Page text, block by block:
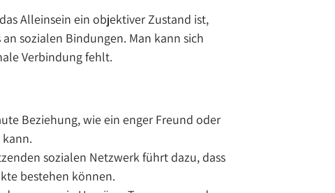
Alleinsein ein objektiver Zustand ist,
sozialen Bindungen. Man kann sich
Verbindung fehlt.
Beziehung, wie ein enger Freund oder
sozialen Netzwerk führt dazu, dass
bestehen können.